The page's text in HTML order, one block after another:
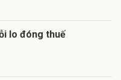
lo đóng thuế